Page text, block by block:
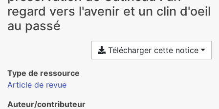
regard vers l'avenir et un clin d'oeil
au passé
Télécharger cette notice
Type de ressource
Article de revue
Auteur/contributeur